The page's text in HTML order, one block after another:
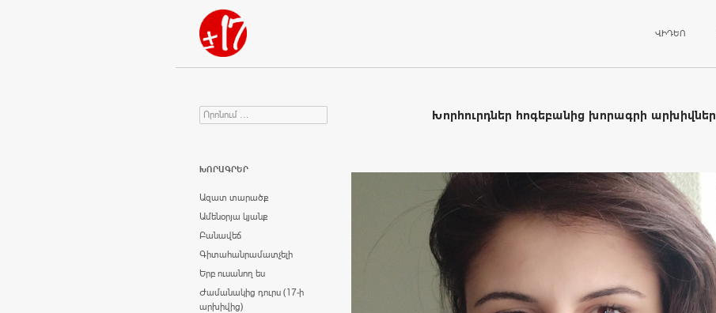
Որոնում
ՎԻԴԵՈ
Խորհուրդներ հոգեբանից խորագրի արխիվներ
Search for:
ԽՈՐԱԳՐԵՐ
Ազատ տարածք
Ամենօրյա կյանք
Բանավեճ
Գիտահանրամատչելի
Երբ ուսանող ես
Ժամանակից դուրս (17-ի
արխիվից)